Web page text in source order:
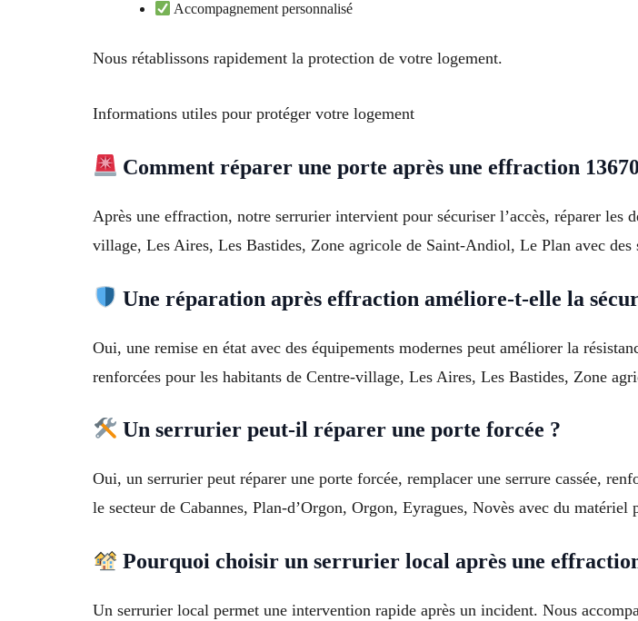
Accompagnement personnalisé
Nous rétablissons rapidement la protection de votre logement.
Informations utiles pour protéger votre logement
Comment réparer une porte après une effraction
Après une effraction, notre serrurier intervient pour sécuriser l’accès, réparer les
village, Les Aires, Les Bastides, Zone agricole de Saint-Andiol, Le Plan avec
Une réparation après effraction améliore-t-elle la
Oui, une remise en état avec des équipements modernes peut améliorer la
renforcées pour les habitants de Centre-village, Les Aires, Les Bastides, Zone
Un serrurier peut-il réparer une porte forcée ?
Oui, un serrurier peut réparer une porte forcée, remplacer une serrure cassée,
le secteur de Cabannes, Plan-d’Orgon, Orgon, Eyragues, Novès avec du matériel
Pourquoi choisir un serrurier local après une
Un serrurier local permet une intervention rapide après un incident. Nous